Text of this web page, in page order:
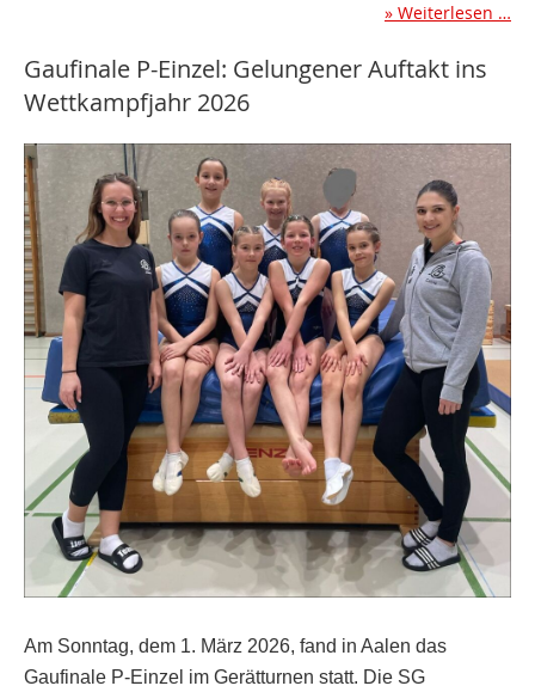
Weiterlesen …
Gaufinale P-Einzel: Gelungener Auftakt ins
Wettkampfjahr 2026
Am Sonntag, dem 1. März 2026, fand in Aalen das
Gaufinale P-Einzel im Gerätturnen statt. Die SG